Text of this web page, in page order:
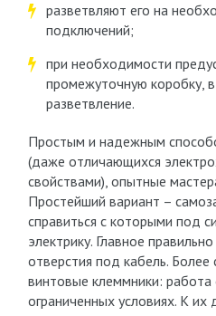
разветвляют его на
подключений;
при необходимости
промежуточную коробку,
разветвление.
Простым и надежным
(даже отличающихся
свойствами), опытные
Простейший вариант –
справиться с которыми под
электрику. Главное
отверстия под кабель.
винтовые клеммники:
ограниченных условиях. К их